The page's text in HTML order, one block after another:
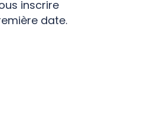
inscrire
date.